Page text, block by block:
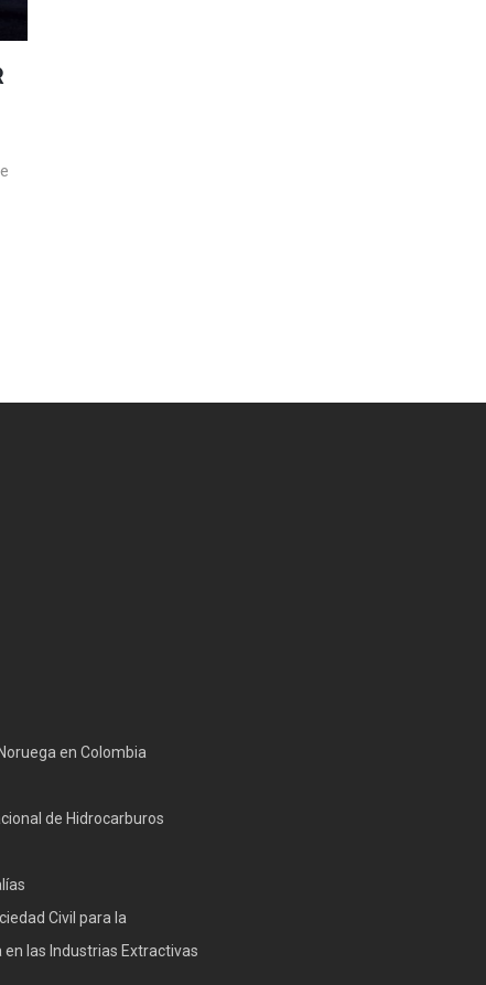
en Colombia
de Hidrocarburos
Civil para la
las Industrias Extractivas